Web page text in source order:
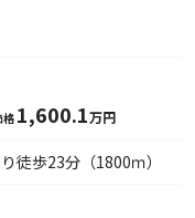
格1,600.1万円
徒歩23分（1800ｍ）